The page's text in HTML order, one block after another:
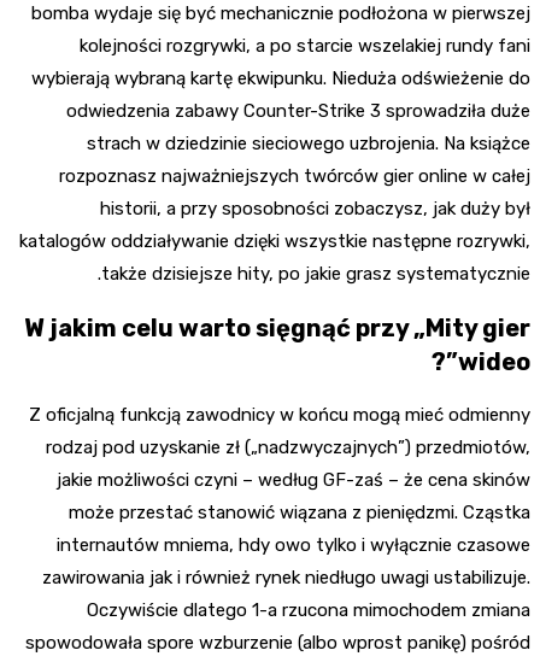
bomba wydaje się być mechanicznie podłożona w pierwszej
kolejności rozgrywki, a po starcie wszelakiej rundy fani
wybierają wybraną kartę ekwipunku. Nieduża odświeżenie do
odwiedzenia zabawy Counter-Strike 3 sprowadziła duże
strach w dziedzinie sieciowego uzbrojenia. Na książce
rozpoznasz najważniejszych twórców gier online w całej
historii, a przy sposobności zobaczysz, jak duży był
katalogów oddziaływanie dzięki wszystkie następne rozrywki,
także dzisiejsze hity, po jakie grasz systematycznie.
W jakim celu warto sięgnąć przy „Mity gier
wideo”?
Z oficjalną funkcją zawodnicy w końcu mogą mieć odmienny
rodzaj pod uzyskanie zł („nadzwyczajnych”) przedmiotów,
jakie możliwości czyni – według GF-zaś – że cena skinów
może przestać stanowić wiązana z pieniędzmi. Cząstka
internautów mniema, hdy owo tylko i wyłącznie czasowe
zawirowania jak i również rynek niedługo uwagi ustabilizuje.
Oczywiście dlatego 1-a rzucona mimochodem zmiana
spowodowała spore wzburzenie (albo wprost panikę) pośród